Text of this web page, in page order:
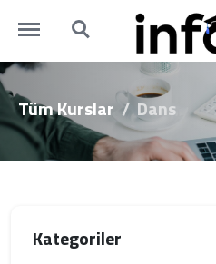
http://infox7.com/menu
http://infox7.com/search
Tüm Kurslar Dans
Kategoriler